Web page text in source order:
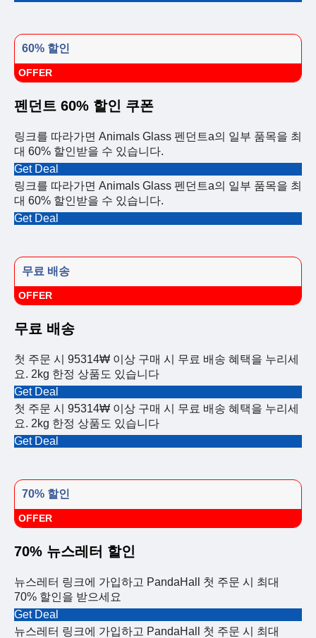
60% 할인
OFFER
펜던트 60% 할인 쿠폰
링크를 따라가면 Animals Glass 펜던트a의 일부 품목을 최
대 60% 할인받을 수 있습니다.
Get Deal
링크를 따라가면 Animals Glass 펜던트a의 일부 품목을 최
대 60% 할인받을 수 있습니다.
Get Deal
무료 배송
OFFER
무료 배송
첫 주문 시 95314₩ 이상 구매 시 무료 배송 혜택을 누리세
요. 2kg 한정 상품도 있습니다
Get Deal
첫 주문 시 95314₩ 이상 구매 시 무료 배송 혜택을 누리세
요. 2kg 한정 상품도 있습니다
Get Deal
70% 할인
OFFER
70% 뉴스레터 할인
뉴스레터 링크에 가입하고 PandaHall 첫 주문 시 최대
70% 할인을 받으세요
Get Deal
뉴스레터 링크에 가입하고 PandaHall 첫 주문 시 최대